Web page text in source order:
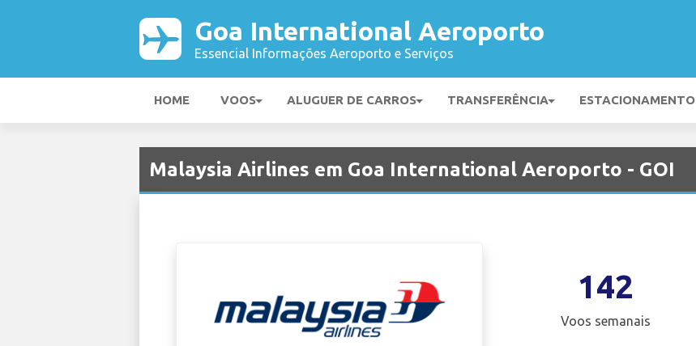
Goa International Aeroporto
Essencial Informações Aeroporto e Serviços
HOME VOOS ALUGUER DE CARROS TRANSFERÊNCIA ESTACIONAMENTO
Malaysia Airlines em Goa International Aeroporto - GOI
142
Voos semanais